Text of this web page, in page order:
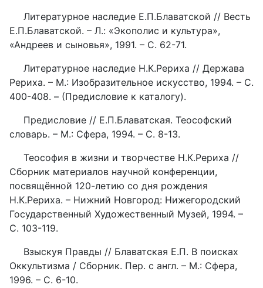
Литературное наследие Е.П.Блаватской // Весть
Е.П.Блаватской. – Л.: «Экополис и культура»,
«Андреев и сыновья», 1991. – С. 62-71.
Литературное наследие Н.К.Рериха // Держава
Рериха. – М.: Изобразительное искусство, 1994. – С.
400-408. – (Предисловие к каталогу).
Предисловие // Е.П.Блаватская. Теософский
словарь. – М.: Сфера, 1994. – С. 8-13.
Теософия в жизни и творчестве Н.К.Рериха //
Сборник материалов научной конференции,
посвящённой 120-летию со дня рождения
Н.К.Рериха. – Нижний Новгород: Нижегородский
Государственный Художественный Музей, 1994. –
С. 103-119.
Взыскуя Правды // Блаватская Е.П. В поисках
Оккультизма / Сборник. Пер. с англ. – М.: Сфера,
1996. – С. 6-10.